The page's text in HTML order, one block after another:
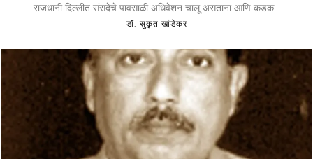
राजधानी दिल्लीत संसदेचे पावसाळी अधिवेशन चालू असताना आणि कडक...
डॉ. सुकृत खांडेकर